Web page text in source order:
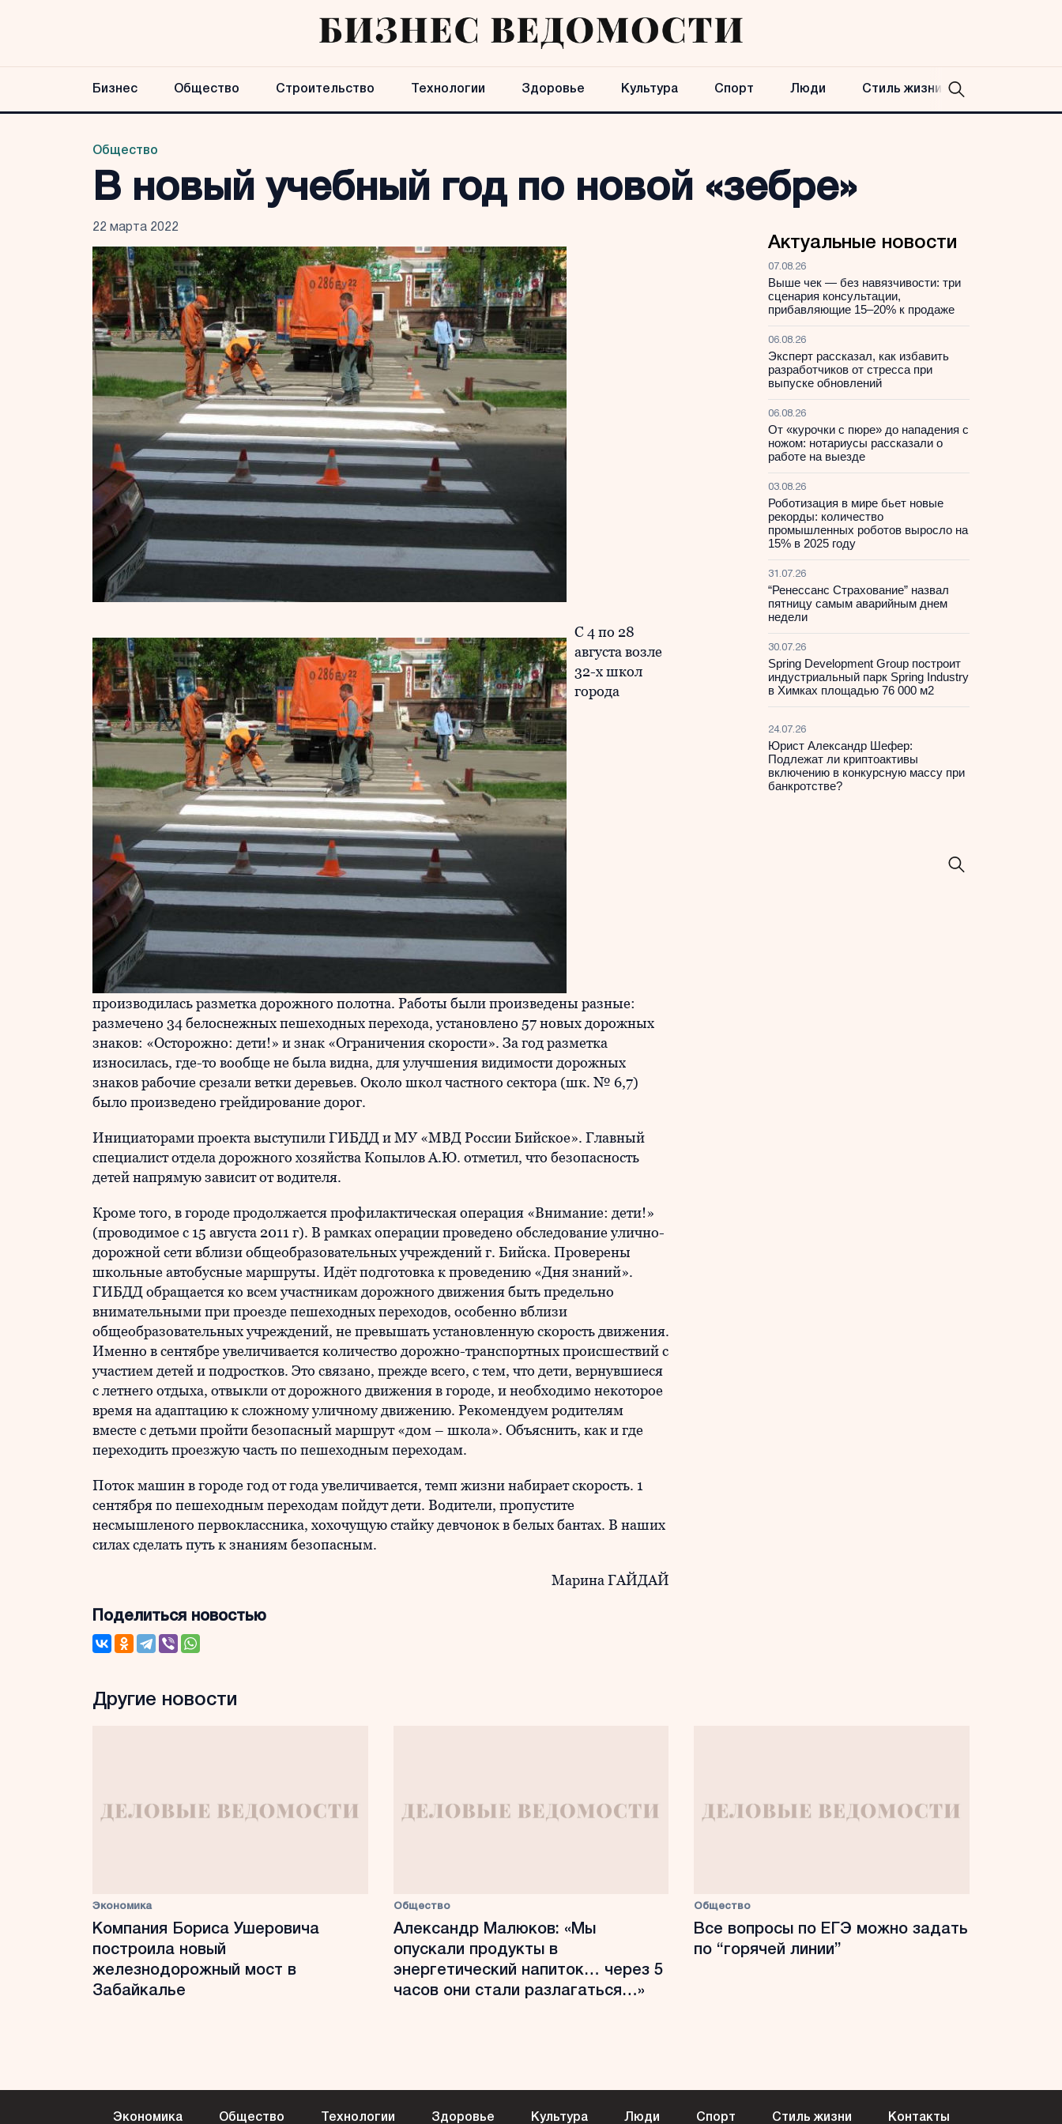
Бизнес Общество Строительство Технологии Здоровье Культура Спорт Люди Стиль жизни
Общество
В новый учебный год по новой «зебре»
22 марта 2022
С 4 по 28
августа возле
32-х школ
города
производилась разметка дорожного полотна. Работы были произведены разные:
размечено 34 белоснежных пешеходных перехода, установлено 57 новых дорожных
знаков: «Осторожно: дети!» и знак «Ограничения скорости». За год разметка
износилась, где-то вообще не была видна, для улучшения видимости дорожных
знаков рабочие срезали ветки деревьев. Около школ частного сектора (шк. № 6,7)
было произведено грейдирование дорог.
Инициаторами проекта выступили ГИБДД и МУ «МВД России Бийское». Главный
специалист отдела дорожного хозяйства Копылов А.Ю. отметил, что безопасность
детей напрямую зависит от водителя.
Кроме того, в городе продолжается профилактическая операция «Внимание: дети!»
(проводимое с 15 августа 2011 г). В рамках операции проведено обследование улично-
дорожной сети вблизи общеобразовательных учреждений г. Бийска. Проверены
школьные автобусные маршруты. Идёт подготовка к проведению «Дня знаний».
ГИБДД обращается ко всем участникам дорожного движения быть предельно
внимательными при проезде пешеходных переходов, особенно вблизи
общеобразовательных учреждений, не превышать установленную скорость движения.
Именно в сентябре увеличивается количество дорожно-транспортных происшествий с
участием детей и подростков. Это связано, прежде всего, с тем, что дети, вернувшиеся
с летнего отдыха, отвыкли от дорожного движения в городе, и необходимо некоторое
время на адаптацию к сложному уличному движению. Рекомендуем родителям
вместе с детьми пройти безопасный маршрут «дом – школа». Объяснить, как и где
переходить проезжую часть по пешеходным переходам.
Поток машин в городе год от года увеличивается, темп жизни набирает скорость. 1
сентября по пешеходным переходам пойдут дети. Водители, пропустите
несмышленого первоклассника, хохочущую стайку девчонок в белых бантах. В наших
силах сделать путь к знаниям безопасным.
Марина ГАЙДАЙ
Поделиться новостью
Актуальные новости
07.08.26
Выше чек — без навязчивости: три
сценария консультации,
прибавляющие 15–20% к продаже
06.08.26
Эксперт рассказал, как избавить
разработчиков от стресса при
выпуске обновлений
06.08.26
От «курочки с пюре» до нападения с
ножом: нотариусы рассказали о
работе на выезде
03.08.26
Роботизация в мире бьет новые
рекорды: количество
промышленных роботов выросло на
15% в 2025 году
31.07.26
“Ренессанс Страхование” назвал
пятницу самым аварийным днем
недели
30.07.26
Spring Development Group построит
индустриальный парк Spring Industry
в Химках площадью 76 000 м2
24.07.26
Юрист Александр Шефер:
Подлежат ли криптоактивы
включению в конкурсную массу при
банкротстве?
Другие новости
Экономика
Компания Бориса Ушеровича
построила новый
железнодорожный мост в
Забайкалье
Общество
Александр Малюков: «Мы
опускали продукты в
энергетический напиток… через 5
часов они стали разлагаться…»
Общество
Все вопросы по ЕГЭ можно задать
по “горячей линии”
Экономика Общество Технологии Здоровье Культура Люди Спорт Стиль жизни Контакты